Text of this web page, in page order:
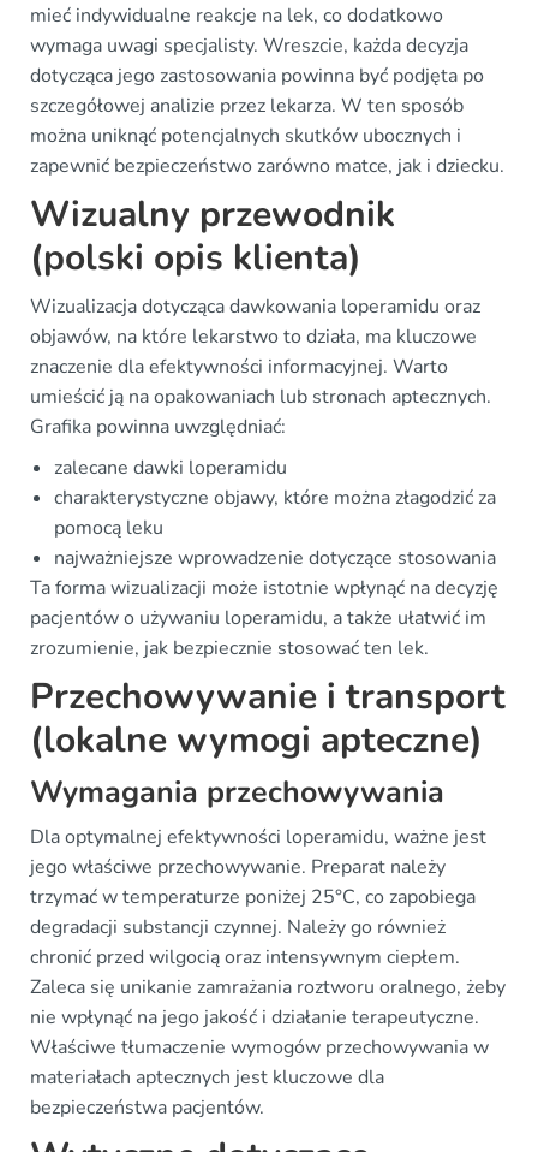
mieć indywidualne reakcje na lek, co dodatkowo
wymaga uwagi specjalisty. Wreszcie, każda decyzja
dotycząca jego zastosowania powinna być podjęta po
szczegółowej analizie przez lekarza. W ten sposób
można uniknąć potencjalnych skutków ubocznych i
zapewnić bezpieczeństwo zarówno matce, jak i dziecku.
Wizualny przewodnik
(polski opis klienta)
Wizualizacja dotycząca dawkowania loperamidu oraz
objawów, na które lekarstwo to działa, ma kluczowe
znaczenie dla efektywności informacyjnej. Warto
umieścić ją na opakowaniach lub stronach aptecznych.
Grafika powinna uwzględniać:
zalecane dawki loperamidu
charakterystyczne objawy, które można złagodzić za
pomocą leku
najważniejsze wprowadzenie dotyczące stosowania
Ta forma wizualizacji może istotnie wpłynąć na decyzję
pacjentów o używaniu loperamidu, a także ułatwić im
zrozumienie, jak bezpiecznie stosować ten lek.
Przechowywanie i transport
(lokalne wymogi apteczne)
Wymagania przechowywania
Dla optymalnej efektywności loperamidu, ważne jest
jego właściwe przechowywanie. Preparat należy
trzymać w temperaturze poniżej 25°C, co zapobiega
degradacji substancji czynnej. Należy go również
chronić przed wilgocią oraz intensywnym ciepłem.
Zaleca się unikanie zamrażania roztworu oralnego, żeby
nie wpłynąć na jego jakość i działanie terapeutyczne.
Właściwe tłumaczenie wymogów przechowywania w
materiałach aptecznych jest kluczowe dla
bezpieczeństwa pacjentów.